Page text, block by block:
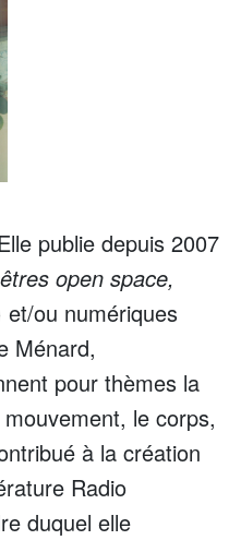
publie depuis 2007
open space,
et/ou numériques
Ménard,
pour thèmes la
le corps,
à la création
Radio
duquel elle